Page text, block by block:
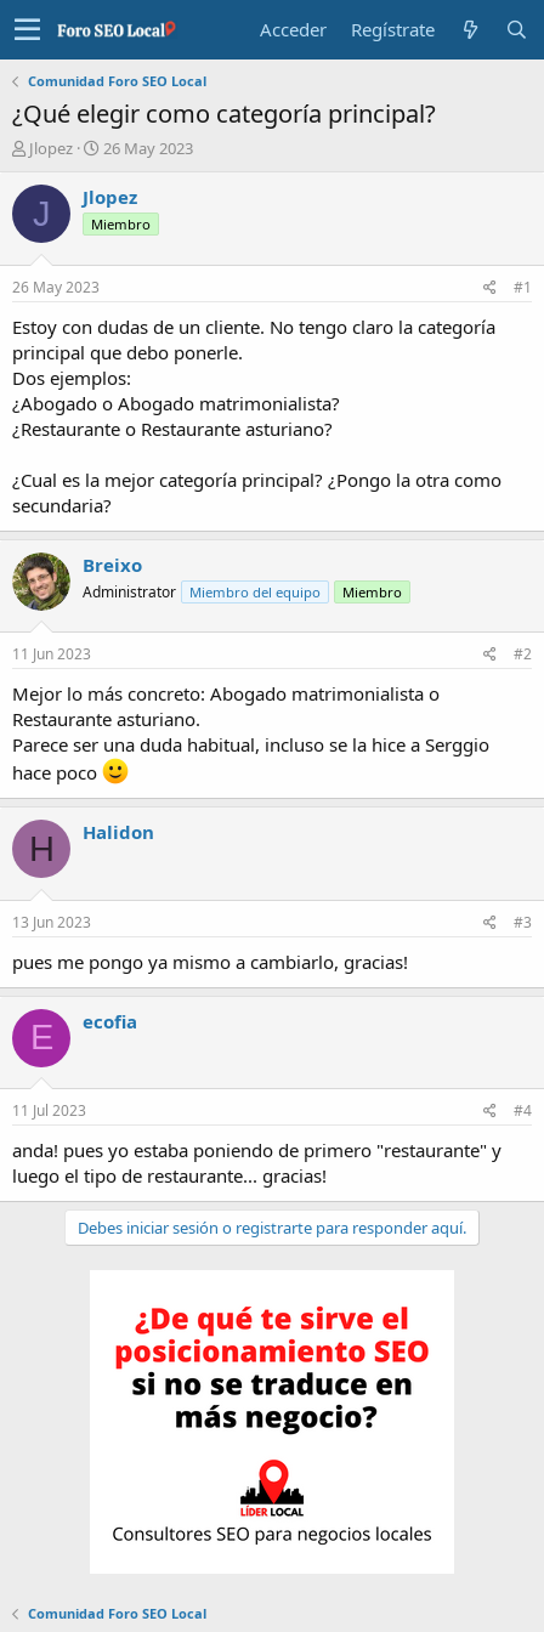
Acceder Regístrate
Comunidad Foro SEO Local
¿Qué elegir como categoría principal?
I
i
i
d
o
r
d
e
l
t
e
a
Jlopez
F
c
h
a
n
c
i
o
26 May 2023
J Jlopez
Miembro
26 May 2023 #1
Estoy con dudas de un cliente. No tengo claro la categoría
principal que debo ponerle.
Dos ejemplos:
¿Abogado o Abogado matrimonialista?
¿Restaurante o Restaurante asturiano?
¿Cual es la mejor categoría principal? ¿Pongo la otra como
secundaria?
Breixo
Administrator Miembro del equipo Miembro
11 Jun 2023 #2
Mejor lo más concreto: Abogado matrimonialista o
Restaurante asturiano.
Parece ser una duda habitual, incluso se la hice a Serggio
hace poco
H Halidon
13 Jun 2023 #3
pues me pongo ya mismo a cambiarlo, gracias!
E ecofia
11 Jul 2023 #4
anda! pues yo estaba poniendo de primero "restaurante" y
luego el tipo de restaurante... gracias!
Debes iniciar sesión o registrarte para responder aquí.
Comunidad Foro SEO Local